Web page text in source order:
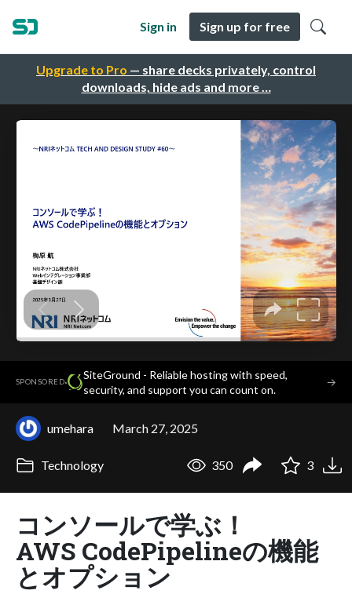
Upgrade to Pro — share decks privately, control
downloads, hide ads and more …
Sign in Sign up for free
SPONSORED·
SiteGround - Reliable hosting with speed,
security, and support you can count on.
→
umehara March 27, 2025
Technology 350 3
コンソールで学ぶ！
AWS CodePipelineの機能
とオプション